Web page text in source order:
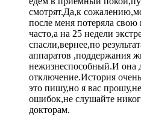
смотрят.Да,к
после меня потеряла
часто,а на 25 недели
спасли,вернее,по
аппаратов ,поддержания
нежизнеспособный.И она
отключение.История
это пишу,но я вас
ошибок,не слушайте
докторам.